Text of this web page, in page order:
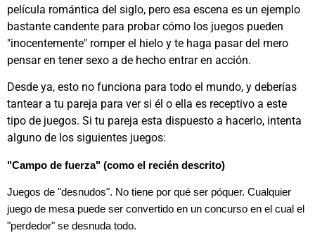
película romántica del siglo, pero esa escena es un ejemplo
bastante candente para probar cómo los juegos pueden
"inocentemente" romper el hielo y te haga pasar del mero
pensar en tener sexo a de hecho entrar en acción.
Desde ya, esto no funciona para todo el mundo, y deberías
tantear a tu pareja para ver si él o ella es receptivo a este
tipo de juegos. Si tu pareja esta dispuesto a hacerlo, intenta
alguno de los siguientes juegos:
"Campo de fuerza" (como el recién descrito)
Juegos de "desnudos". No tiene por qué ser póquer. Cualquier
juego de mesa puede ser convertido en un concurso en el cual el
"perdedor" se desnuda todo.